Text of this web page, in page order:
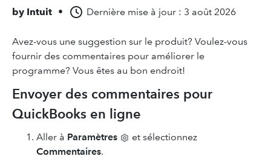
by Intuit • Dernière mise à jour : 3 août 2026
Avez-vous une suggestion sur le produit? Voulez-vous
fournir des commentaires pour améliorer le
programme? Vous êtes au bon endroit!
Envoyer des commentaires pour
QuickBooks en ligne
Aller à Paramètres
et sélectionnez
Commentaires.